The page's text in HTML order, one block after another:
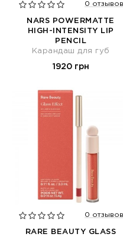
0 отзывов
NARS POWERMATTE
HIGH-INTENSITY LIP
PENCIL
Карандаш для губ
1920 грн
0 отзывов
RARE BEAUTY GLASS